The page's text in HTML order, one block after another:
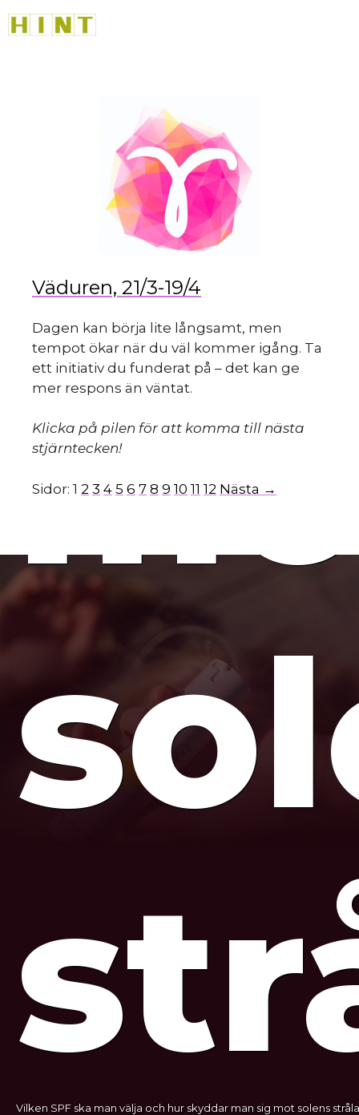
till
Väduren, 21/3-19/4
Dagen kan börja lite långsamt, men
tempot ökar när du väl kommer igång. Ta
ett initiativ du funderat på – det kan ge
mer respons än väntat.
Klicka på pilen för att komma till nästa
stjärntecken!
Sidor: 1 2 3 4 5 6 7 8 9 10 11 12 Nästa →
Vilken SPF ska man välja och hur skyddar man sig mot solens